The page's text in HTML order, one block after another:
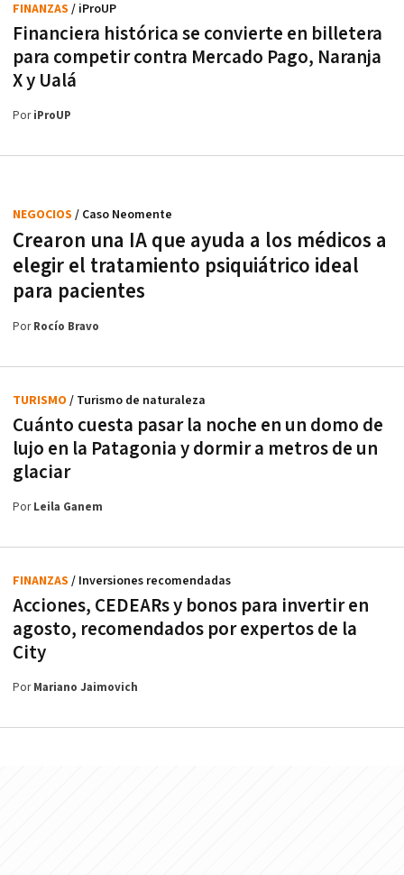
Financiera histórica se convierte en billetera
para competir contra Mercado Pago, Naranja
X y Ualá
FINANZAS / iProUP
PoriProUP
Crearon una IA que ayuda a los médicos a
elegir el tratamiento psiquiátrico ideal
para pacientes
NEGOCIOS / Caso Neomente
PorRocío Bravo
Cuánto cuesta pasar la noche en un domo de
lujo en la Patagonia y dormir a metros de un
glaciar
TURISMO / Turismo de naturaleza
PorLeila Ganem
Acciones, CEDEARs y bonos para invertir en
agosto, recomendados por expertos de la
City
FINANZAS / Inversiones recomendadas
PorMariano Jaimovich